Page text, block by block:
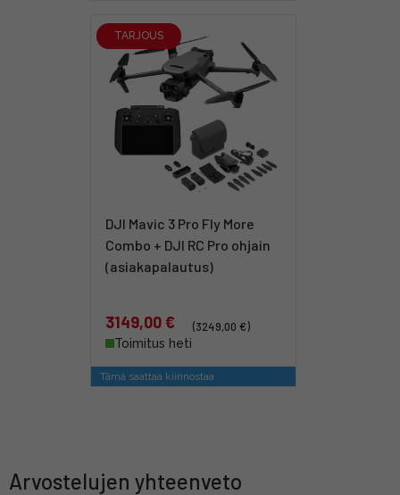
TARJOUS
DJI Mavic 3 Pro Fly More
Combo + DJI RC Pro ohjain
(asiakapalautus)
3149,00 €
(3249,00 €)
Toimitus heti
Tämä saattaa kiinnostaa
Arvostelujen yhteenveto